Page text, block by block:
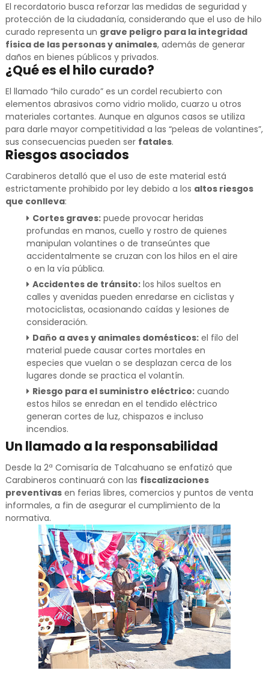
El recordatorio busca reforzar las medidas de seguridad y
protección de la ciudadanía, considerando que el uso de hilo
curado representa un grave peligro para la integridad
física de las personas y animales, además de generar
daños en bienes públicos y privados.
¿Qué es el hilo curado?
El llamado “hilo curado” es un cordel recubierto con
elementos abrasivos como vidrio molido, cuarzo u otros
materiales cortantes. Aunque en algunos casos se utiliza
para darle mayor competitividad a las “peleas de volantines”,
sus consecuencias pueden ser fatales.
Riesgos asociados
Carabineros detalló que el uso de este material está
estrictamente prohibido por ley debido a los altos riesgos
que conlleva:
Cortes graves:puede provocar heridas
profundas en manos, cuello y rostro de quienes
manipulan volantines o de transeúntes que
accidentalmente se cruzan con los hilos en el aire
o en la vía pública.
Accidentes de tránsito:los hilos sueltos en
calles y avenidas pueden enredarse en ciclistas y
motociclistas, ocasionando caídas y lesiones de
consideración.
Daño a aves y animales domésticos:el filo del
material puede causar cortes mortales en
especies que vuelan o se desplazan cerca de los
lugares donde se practica el volantín.
Riesgo para el suministro eléctrico:cuando
estos hilos se enredan en el tendido eléctrico
generan cortes de luz, chispazos e incluso
incendios.
Un llamado a la responsabilidad
Desde la 2ª Comisaría de Talcahuano se enfatizó que
Carabineros continuará con las fiscalizaciones
preventivasen ferias libres, comercios y puntos de venta
informales, a fin de asegurar el cumplimiento de la
normativa.